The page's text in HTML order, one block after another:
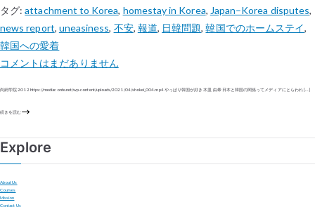
タグ:attachment to Korea, homestay in Korea, Japan–Korea disputes,
news report, uneasiness, 不安, 報道, 日韓問題,韓国でのホームステイ,
韓国への愛着
コメントはまだありません
尚絅学院 2012 https://mediaconte.net/wp-content/uploads/2021/04/shokei_004.mp4 やっぱり韓国が好き 木皿 由希 日本と韓国の関係ってメディアにとらわれ […]
続きを読む
Explore
About Us
Courses
Mission
Contact Us